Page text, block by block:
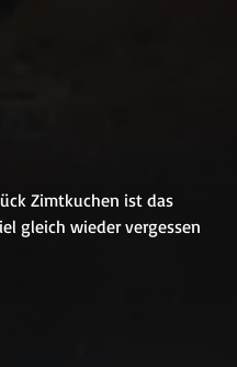
Zimtkuchen ist das
gleich wieder vergessen